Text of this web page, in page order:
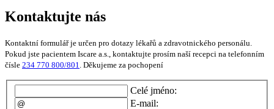
Kontaktujte nás
Kontaktní formulář je určen pro dotazy lékařů a zdravotnického personálu.
Pokud jste pacientem Iscare a.s., kontaktujte prosím naší recepci na telefonním
čísle 234 770 800/801. Děkujeme za pochopení
Celé jméno:
E-mail: